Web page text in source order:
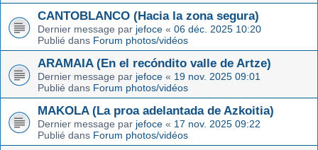
CANTOBLANCO (Hacia la zona segura)
Dernier message par jefoce « 06 déc. 2025 10:20
Publié dans Forum photos/vidéos
ARAMAIA (En el recóndito valle de Artze)
Dernier message par jefoce « 19 nov. 2025 09:01
Publié dans Forum photos/vidéos
MAKOLA (La proa adelantada de Azkoitia)
Dernier message par jefoce « 17 nov. 2025 09:22
Publié dans Forum photos/vidéos